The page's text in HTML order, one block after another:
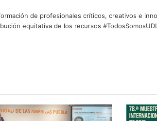
de profesionales críticos, creativos e
equitativa de los recursos